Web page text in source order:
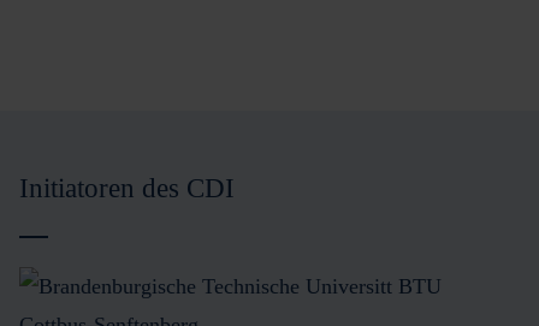
Initiatoren des CDI